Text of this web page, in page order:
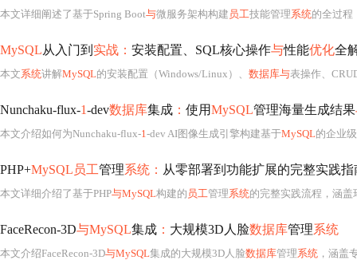
本文详细阐述了基于Spring Boot与微服务架构构建 员工技能管理系统的全过程
MySQL从入门到 实战： 安装配置、SQL核心操作与性能优化全
本文系统讲解MySQL的安装配置（Windows/Linux）、 数据库与表操作、
Nunchaku-flux-1-dev数据库集成 ： 使用MySQL管理海量生成结果
本文介绍如何为Nunchaku-flux-1-dev AI图像生成引擎构建基于MySQL的企业
PHP+MySQL员工管理系统： 从零部署到功能扩展的完整实践指
本文详细介绍了基于PHP与MySQL构建的 员工管理系统的完整实践流程，涵盖环境搭建
FaceRecon-3D与MySQL集成 ： 大规模3D人脸数据库管理系统
本文介绍FaceRecon-3D与MySQL集成的大规模3D人脸数据库管理系统 ，涵盖